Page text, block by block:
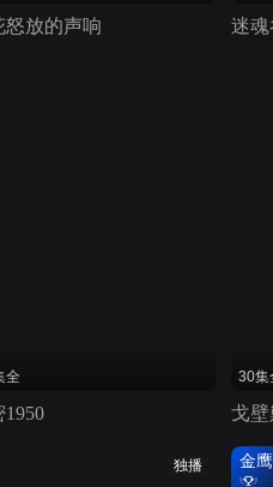
怒放的声响 迷魂
全
1950
30集
戈壁
独播 金